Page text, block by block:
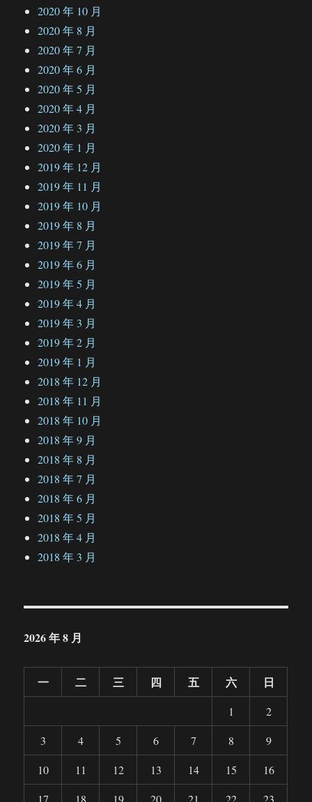
2020 年 10 月
2020 年 8 月
2020 年 7 月
2020 年 6 月
2020 年 5 月
2020 年 4 月
2020 年 3 月
2020 年 1 月
2019 年 12 月
2019 年 11 月
2019 年 10 月
2019 年 8 月
2019 年 7 月
2019 年 6 月
2019 年 5 月
2019 年 4 月
2019 年 3 月
2019 年 2 月
2019 年 1 月
2018 年 12 月
2018 年 11 月
2018 年 10 月
2018 年 9 月
2018 年 8 月
2018 年 7 月
2018 年 6 月
2018 年 5 月
2018 年 4 月
2018 年 3 月
2026 年 8 月
一 二 三 四 五 六 日
1
2
3
4 5 6 7 8
9
10
11 12 13 14 15
16
17
18 19 20 21 22
23